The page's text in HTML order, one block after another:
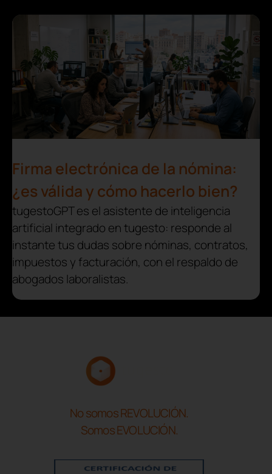
Firma electrónica de la nómina:
¿es válida y cómo hacerlo bien?
tugestoGPT es el asistente de inteligencia
artificial integrado en tugesto: responde al
instante tus dudas sobre nóminas, contratos,
impuestos y facturación, con el respaldo de
abogados laboralistas.
No somos REVOLUCIÓN.
Somos EVOLUCIÓN.